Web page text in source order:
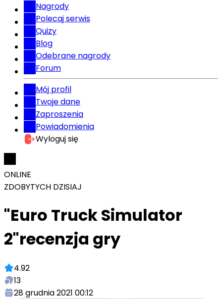
Nagrody
Polecaj serwis
Quizy
Blog
Odebrane nagrody
Forum
Mój profil
Twoje dane
Zaproszenia
Powiadomienia
Wyloguj się
ONLINE
ZDOBYTYCH DZISIAJ
"Euro Truck Simulator
2"recenzja gry
4.92
13
28 grudnia 2021 00:12